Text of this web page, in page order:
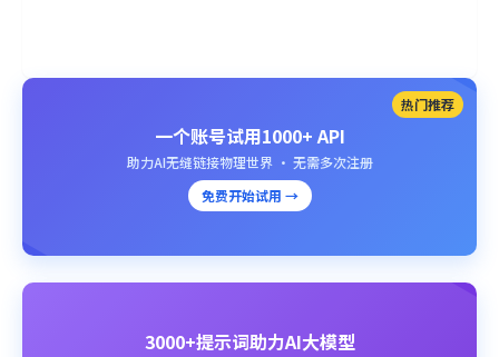
热门推荐
一个账号试用1000+ API
助力AI无缝链接物理世界 · 无需多次注册
免费开始试用 →
3000+提示词助力AI大模型